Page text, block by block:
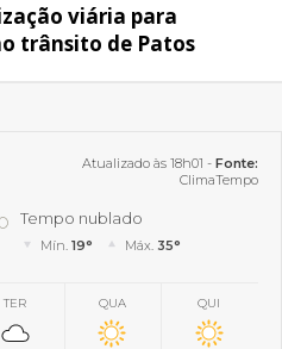
viária para
trânsito de Patos
Atualizado às 18h01 - Fonte:
ClimaTempo
Tempo nublado
Mín.19° Máx. 35°
TER QUA QUI